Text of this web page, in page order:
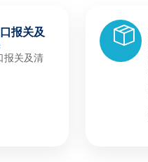
报关及
报关及清